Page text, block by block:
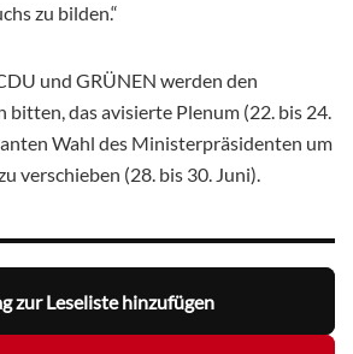
zu bilden.“
und GRÜNEN werden den
bitten, das avisierte Plenum (22. bis 24.
Wahl des Ministerpräsidenten um
verschieben (28. bis 30. Juni).
zur Leseliste hinzufügen